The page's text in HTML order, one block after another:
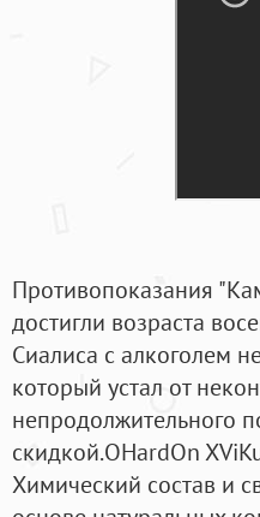
Противопоказания
достигли возраста
Сиалиса с алкоголем
который устал от
непродолжительного
скидкой.OHardOn
Химический состав и